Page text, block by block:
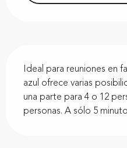
Ideal para reuniones en
azul ofrece varias
una parte para 4 o 12
personas. A sólo 5